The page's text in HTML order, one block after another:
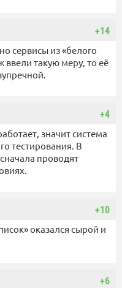
+14
сервисы из «белого
ввели такую меру, то её
+4
значит система
тестирования. В
проводят
+10
оказался сырой и
+6